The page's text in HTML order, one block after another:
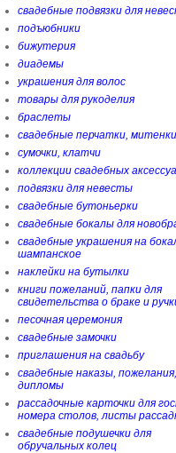
свадебные подвязки для
подъюбники
бижутерия
диадемы
украшения для волос
товары для рукоделия
браслеты
свадебные перчатки, митенки
сумочки, клатчи
коллекции свадебных
подвязки для невесты
свадебные бутоньерки
свадебные бокалы для
свадебные украшения на
шампанское
наклейки на бутылки
книги пожеланий, папки для
свидетельства о браке и
песочная церемония
свадебные замочки
приглашения на свадьбу
свадебные наказы, пожелания,
дипломы
рассадочные карточки для
номера столов, листы
свадебные подушечки для
обручальных колец